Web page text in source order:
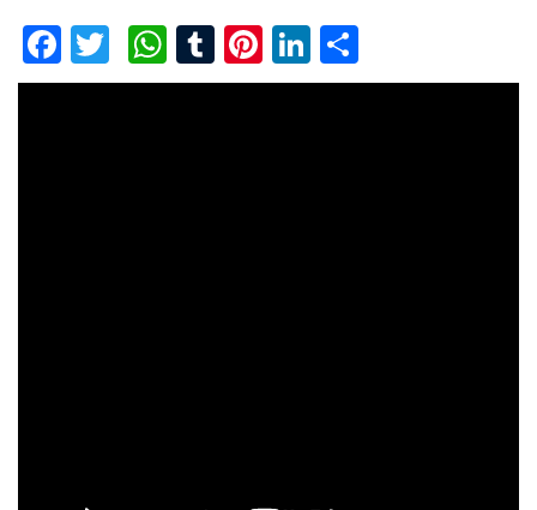
Facebook
TwitterWhatsApp
TumblrPinterestLinkedIn